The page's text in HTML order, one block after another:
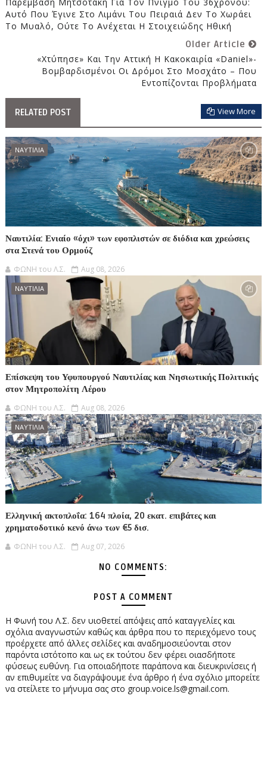
Παρέμβαση Μητσοτάκη Για Τον Πνιγμό Του 36χρονου:
Αυτό Που Έγινε Στο Λιμάνι Του Πειραιά Δεν Το Χωράει
Το Μυαλό, Ούτε Το Ανέχεται Η Στοιχειώδης Ηθική
Older Article
«Χτύπησε» Και Την Αττική Η Κακοκαιρία «Daniel»-
Βομβαρδισμένοι Οι Δρόμοι Στο Μοσχάτο – Που
Εντοπίζονται Προβλήματα
RELATED POST View More
ΝΑΥΤΙΛΙΑ
Ναυτιλία: Ενιαίο «όχι» των εφοπλιστών σε διόδια και χρεώσεις
στα Στενά του Ορμούζ
ΦΩΝΗ του Λ.Σ. Aug 08, 2026
ΝΑΥΤΙΛΙΑ
Επίσκεψη του Υφυπουργού Ναυτιλίας και Νησιωτικής Πολιτικής
στον Μητροπολίτη Λέρου
ΦΩΝΗ του Λ.Σ. Aug 08, 2026
ΝΑΥΤΙΛΙΑ
Ελληνική ακτοπλοΐα: 164 πλοία, 20 εκατ. επιβάτες και
χρηματοδοτικό κενό άνω των €5 δισ.
ΦΩΝΗ του Λ.Σ. Aug 07, 2026
NO COMMENTS:
POST A COMMENT
Η Φωνή του Λ.Σ. δεν υιοθετεί απόψεις από καταγγελίες και
σχόλια αναγνωστών καθώς και άρθρα που το περιεχόμενο τους
προέρχετε από άλλες σελίδες και αναδημοσιεύονται στον
παρόντα ιστότοπο και ως εκ τούτου δεν φέρει οιασδήποτε
φύσεως ευθύνη. Για οποιαδήποτε παράπονα και διευκρινίσεις ή
αν επιθυμείτε να διαγράψουμε ένα άρθρο ή ένα σχόλιο μπορείτε
να στείλετε το μήνυμα σας στο group.voice.ls@gmail.com.